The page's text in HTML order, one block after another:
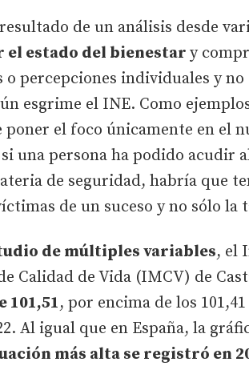
de un análisis desde
el estado del bienestary
o percepciones individuales y
esgrime el INE. Como
poner el foco únicamente en el
una persona ha podido acudir
de seguridad, habría que
de un suceso y no sólo la
de múltiples variables, el
Calidad de Vida (IMCV) de
101,51, por encima de los
Al igual que en España, la
más alta se registró en